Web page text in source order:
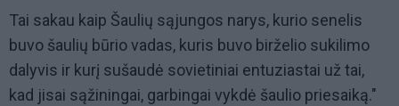
Tai sakau kaip Šaulių sąjungos narys, kurio senelis
buvo šaulių būrio vadas, kuris buvo birželio sukilimo
dalyvis ir kurį sušaudė sovietiniai entuziastai už tai,
kad jisai sąžiningai, garbingai vykdė šaulio priesaiką."